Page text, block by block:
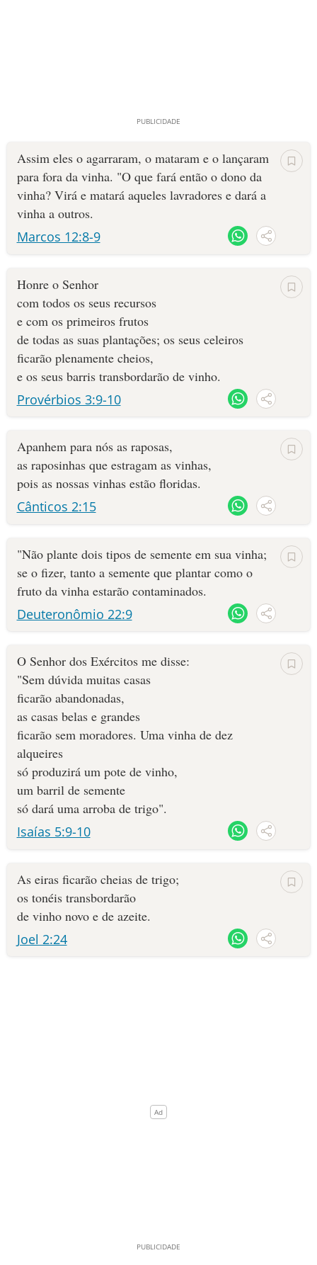
Assim eles o agarraram, o mataram e o lançaram
para fora da vinha. "O que fará então o dono da
vinha? Virá e matará aqueles lavradores e dará a
vinha a outros.
Marcos 12:8-9
Honre o Senhor
com todos os seus recursos
e com os primeiros frutos
de todas as suas plantações; os seus celeiros
ficarão plenamente cheios,
e os seus barris transbordarão de vinho.
Provérbios 3:9-10
Apanhem para nós as raposas,
as raposinhas que estragam as vinhas,
pois as nossas vinhas estão floridas.
Cânticos 2:15
"Não plante dois tipos de semente em sua vinha;
se o fizer, tanto a semente que plantar como o
fruto da vinha estarão contaminados.
Deuteronômio 22:9
O Senhor dos Exércitos me disse:
"Sem dúvida muitas casas
ficarão abandonadas,
as casas belas e grandes
ficarão sem moradores. Uma vinha de dez
alqueires
só produzirá um pote de vinho,
um barril de semente
só dará uma arroba de trigo".
Isaías 5:9-10
As eiras ficarão cheias de trigo;
os tonéis transbordarão
de vinho novo e de azeite.
Joel 2:24